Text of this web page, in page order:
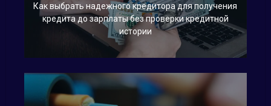
Как выбрать надежного кредитора для получения
кредита до зарплаты без проверки кредитной
истории